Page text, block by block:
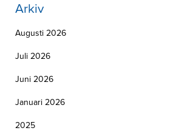
Arkiv
Augusti 2026
Juli 2026
Juni 2026
Januari 2026
2025